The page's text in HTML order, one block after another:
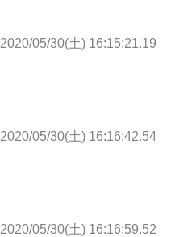
2020/05/30(土) 16:15:21.19
2020/05/30(土) 16:16:42.54
2020/05/30(土) 16:16:59.52